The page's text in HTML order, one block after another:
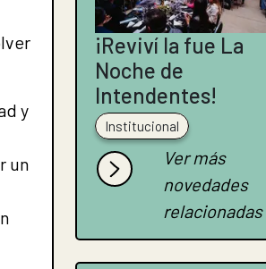
y
un
¡Reviví la fue La
Noche de
Intendentes!
Institucional
Ver más
novedades
relacionadas